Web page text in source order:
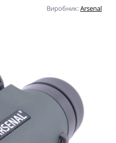
Виробник:Arsenal